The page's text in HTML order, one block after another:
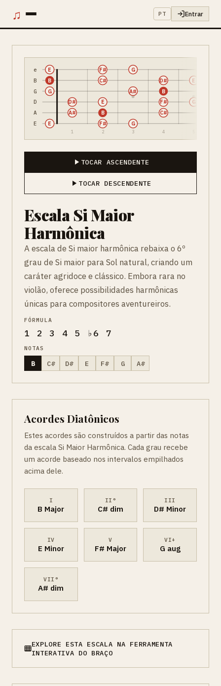
♫ PT Entrar
e
B
G
D
A
E
1 2 3 4
E F# G
A# B C#
D# E F# G
G A# B
B C# D# E
E F# G
TOCAR ASCENDENTE
TOCAR DESCENDENTE
Escala Si Maior
Harmônica
A escala de Si maior harmônica rebaixa o 6º
grau de Si maior para Sol natural, criando um
caráter agridoce e clássico. Embora rara no
violão, oferece possibilidades harmônicas
únicas para compositores aventureiros.
FÓRMULA
1 2 3 4 5 ♭6 7
NOTAS
B C# D# E F# G A#
Acordes Diatônicos
Estes acordes são construídos a partir das notas
da escala Si Maior Harmônica. Cada grau recebe
um acorde baseado nos intervalos empilhados
acima dele.
I
B Major
II°
C# dim
III
D# Minor
IV
E Minor
V
F# Major
VI+
G aug
VII°
A# dim
EXPLORE ESTA ESCALA NA FERRAMENTA
INTERATIVA DO BRAÇO